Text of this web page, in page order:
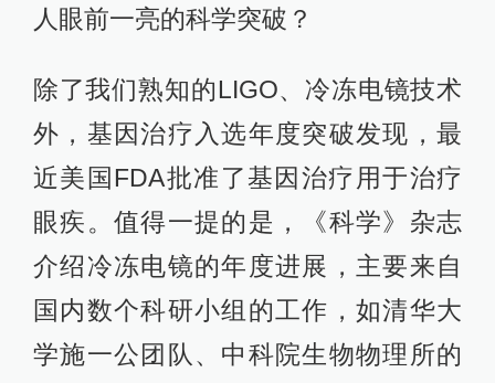
人眼前一亮的科学突破？
除了我们熟知的LIGO、冷冻电镜技术
外，基因治疗入选年度突破发现，最
近美国FDA批准了基因治疗用于治疗
眼疾。值得一提的是，《科学》杂志
介绍冷冻电镜的年度进展，主要来自
国内数个科研小组的工作，如清华大
学施一公团队、中科院生物物理所的